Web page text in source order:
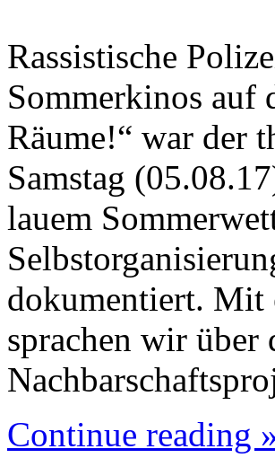
Rassistische
Sommerkinos auf
Räume!“ war der
Samstag
lauem
dokumentiert. Mit
sprachen wir über
Continue reading